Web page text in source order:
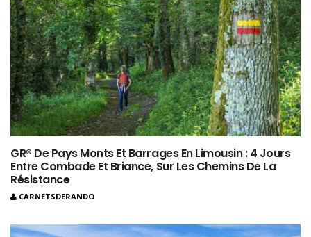
GR® De Pays Monts Et Barrages En Limousin : 4 Jours
Entre Combade Et Briance, Sur Les Chemins De La
Résistance
CARNETSDERANDO